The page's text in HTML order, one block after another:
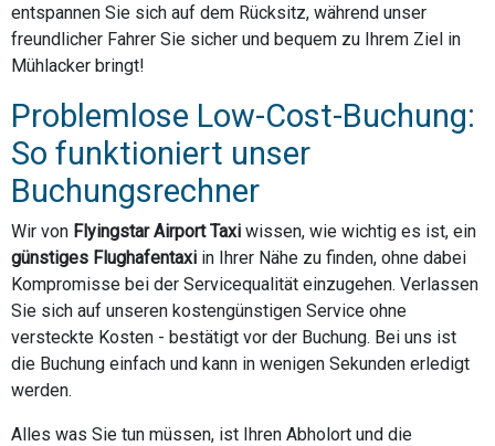
entspannen Sie sich auf dem Rücksitz, während unser
freundlicher Fahrer Sie sicher und bequem zu Ihrem Ziel in
Mühlacker bringt!
Problemlose Low-Cost-Buchung:
So funktioniert unser
Buchungsrechner
Wir von Flyingstar Airport Taxi wissen, wie wichtig es ist, ein
günstiges Flughafentaxi in Ihrer Nähe zu finden, ohne dabei
Kompromisse bei der Servicequalität einzugehen. Verlassen
Sie sich auf unseren kostengünstigen Service ohne
versteckte Kosten - bestätigt vor der Buchung. Bei uns ist
die Buchung einfach und kann in wenigen Sekunden erledigt
werden.
Alles was Sie tun müssen, ist Ihren Abholort und die